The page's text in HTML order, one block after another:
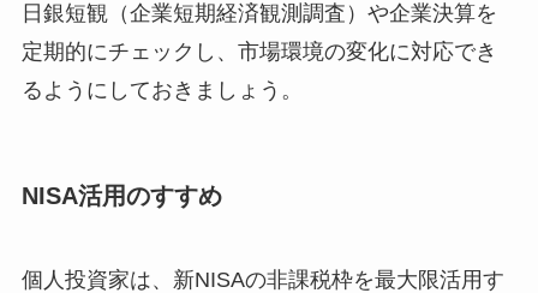
日銀短観（企業短期経済観測調査）や企業決算を
定期的にチェックし、市場環境の変化に対応でき
るようにしておきましょう。
NISA活用のすすめ
個人投資家は、新NISAの非課税枠を最大限活用す